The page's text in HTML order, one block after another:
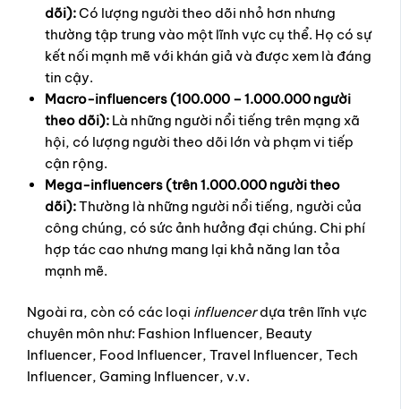
dõi):Có lượng người theo dõi nhỏ hơn nhưng
thường tập trung vào một lĩnh vực cụ thể. Họ có sự
kết nối mạnh mẽ với khán giả và được xem là đáng
tin cậy.
Macro-influencers (100.000 – 1.000.000 người
theo dõi): Là những người nổi tiếng trên mạng xã
hội, có lượng người theo dõi lớn và phạm vi tiếp
cận rộng.
Mega-influencers (trên 1.000.000 người theo
dõi):Thường là những người nổi tiếng, người của
công chúng, có sức ảnh hưởng đại chúng. Chi phí
hợp tác cao nhưng mang lại khả năng lan tỏa
mạnh mẽ.
Ngoài ra, còn có các loại influencerdựa trên lĩnh vực
chuyên môn như: Fashion Influencer, Beauty
Influencer, Food Influencer, Travel Influencer, Tech
Influencer, Gaming Influencer, v.v.